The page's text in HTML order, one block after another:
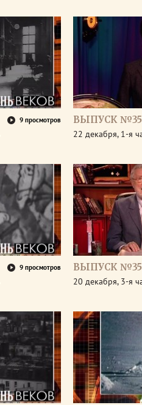
9 просмотров ВЫПУСК
22 декабря, 1-я
9 просмотров ВЫПУСК
20 декабря, 3-я